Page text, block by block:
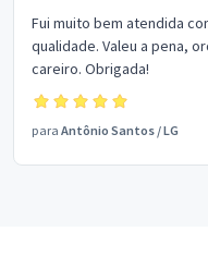
Fui muito bem atendida
qualidade. Valeu a pena,
careiro. Obrigada!
para Antônio Santos /LG